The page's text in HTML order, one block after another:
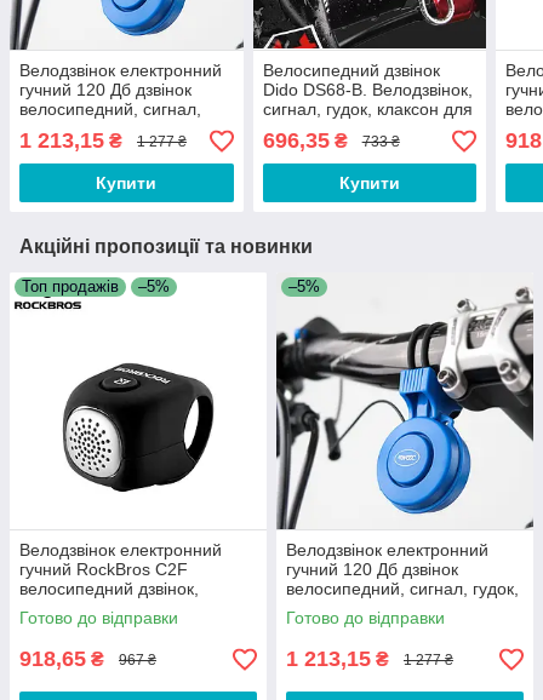
Велодзвінок електронний
гучний 120 Дб дзвінок
велосипедний, сигнал,
гудок, клаксон для
велосипеда Синій
1 213,15 ₴ 1 277 ₴
Купити
Велосипедний дзвінок
Dido DS68-B. Велодзвінок,
сигнал, гудок, клаксон для
велосипеда та самокату
696,35₴ 733 ₴
Купити
Акційні пропозиції та новинки
Топ продажів –5%
Велодзвінок електронний
гучний RockBros C2F
велосипедний дзвінок,
сигнал, гудок, клаксон для
велосипеда Чорний
Готово до відправки
918,65 ₴ 967 ₴
–5%
Велодзвінок електронний
гучний 120 Дб дзвінок
велосипедний, сигнал, гудок,
клаксон для велосипеда
Синій
Готово до відправки
1 213,15 ₴ 1 277 ₴